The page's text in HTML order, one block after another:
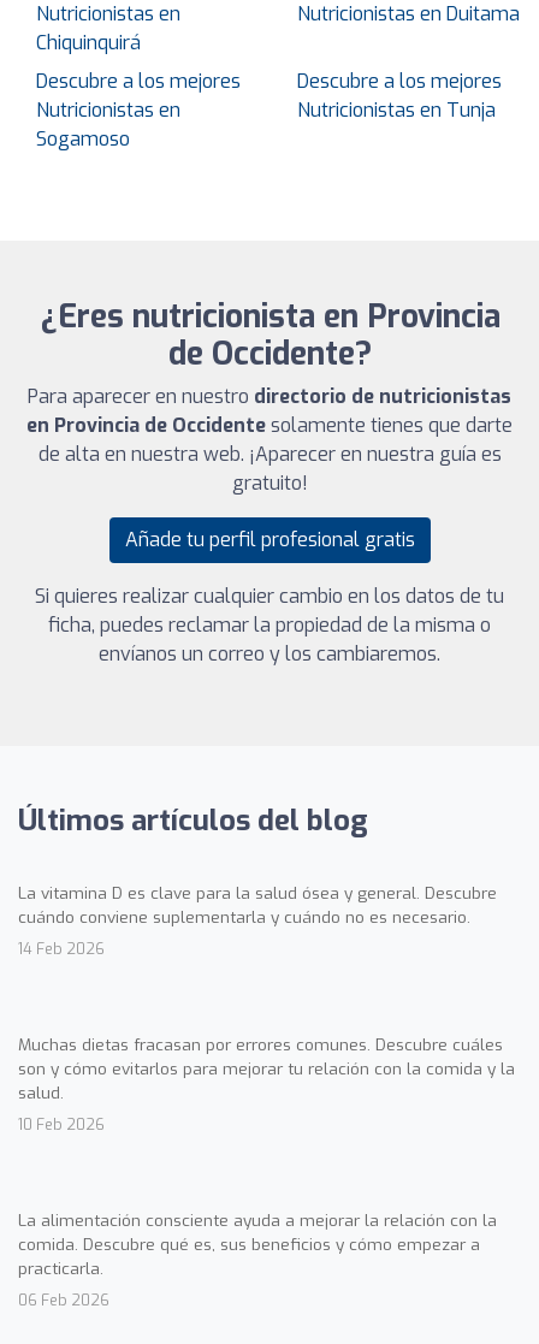
Nutricionistas en
Chiquinquirá
Nutricionistas en Duitama
Descubre a los mejores
Nutricionistas en
Sogamoso
Descubre a los mejores
Nutricionistas en Tunja
¿Eres nutricionista en Provincia
de Occidente?
Para aparecer en nuestro directorio de nutricionistas
en Provincia de Occidentesolamente tienes que darte
de alta en nuestra web. ¡Aparecer en nuestra guía es
gratuito!
Añade tu perfil profesional gratis
Si quieres realizar cualquier cambio en los datos de tu
ficha, puedes reclamar la propiedad de la misma o
envíanos un correo y los cambiaremos.
Últimos artículos del blog
La vitamina D es clave para la salud ósea y general. Descubre
cuándo conviene suplementarla y cuándo no es necesario.
14 Feb 2026
Muchas dietas fracasan por errores comunes. Descubre cuáles
son y cómo evitarlos para mejorar tu relación con la comida y la
salud.
10 Feb 2026
La alimentación consciente ayuda a mejorar la relación con la
comida. Descubre qué es, sus beneficios y cómo empezar a
practicarla.
06 Feb 2026